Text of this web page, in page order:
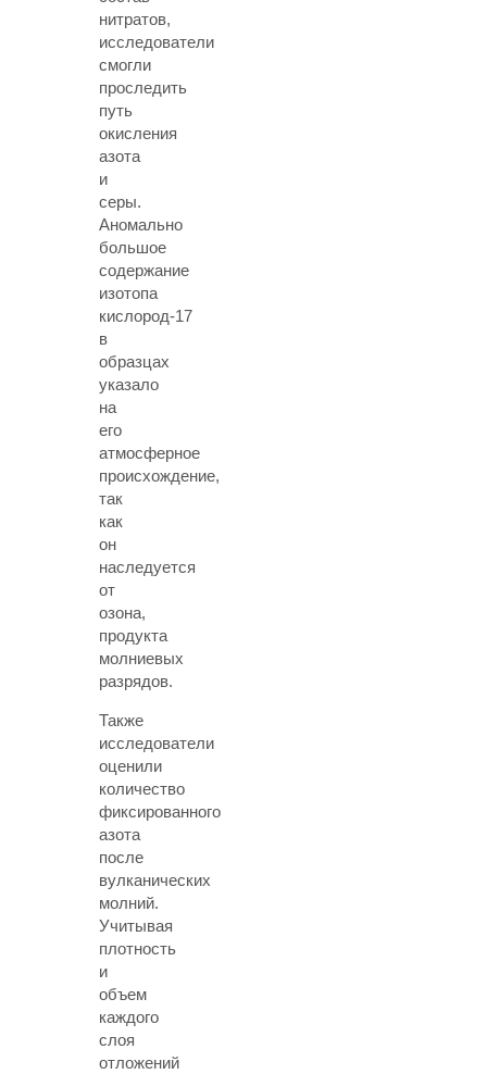
нитратов,
исследователи
смогли
проследить
путь
окисления
азота
и
серы.
Аномально
большое
содержание
изотопа
кислород-17
в
образцах
указало
на
его
атмосферное
происхождение,
так
как
он
наследуется
от
озона,
продукта
молниевых
разрядов.
Также
исследователи
оценили
количество
фиксированного
азота
после
вулканических
молний.
Учитывая
плотность
и
объем
каждого
слоя
отложений